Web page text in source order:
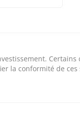
la conformité de ces